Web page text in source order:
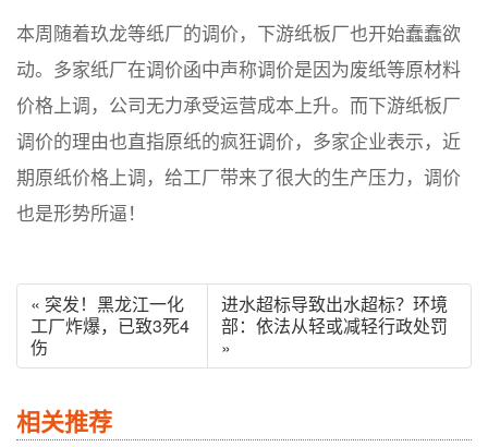
本周随着玖龙等纸厂的调价，下游纸板厂也开始蠢蠢欲
动。多家纸厂在调价函中声称调价是因为废纸等原材料
价格上调，公司无力承受运营成本上升。而下游纸板厂
调价的理由也直指原纸的疯狂调价，多家企业表示，近
期原纸价格上调，给工厂带来了很大的生产压力，调价
也是形势所逼！
« 突发！黑龙江一化
工厂炸爆，已致3死4
伤
进水超标导致出水超标？环境
部：依法从轻或减轻行政处罚
»
相关推荐